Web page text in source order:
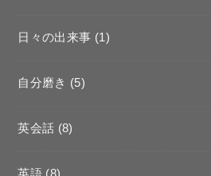
日々の出来事 (1)
自分磨き (5)
英会話 (8)